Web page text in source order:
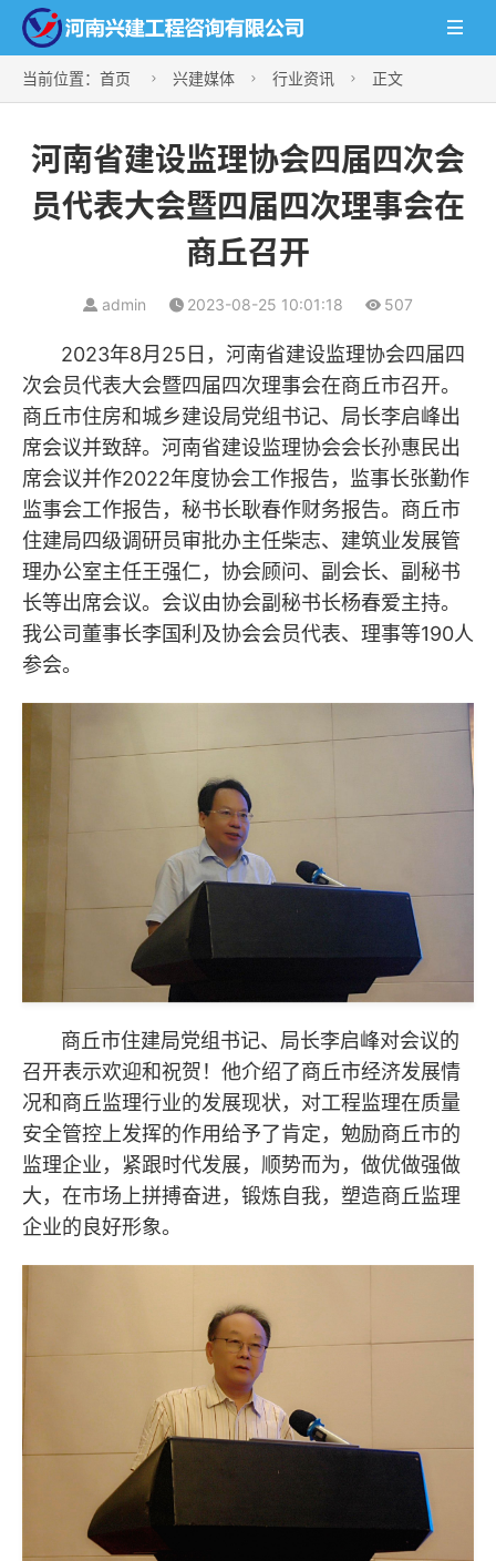

当前位置： 首页  兴建媒体  行业资讯  正文
河南省建设监理协会四届四次会
员代表大会暨四届四次理事会在
商丘召开
admin 2023-08-25 10:01:18 507
2023年8月25日，河南省建设监理协会四届四
次会员代表大会暨四届四次理事会在商丘市召开。
商丘市住房和城乡建设局党组书记、局长李启峰出
席会议并致辞。河南省建设监理协会会长孙惠民出
席会议并作2022年度协会工作报告，监事长张勤作
监事会工作报告，秘书长耿春作财务报告。商丘市
住建局四级调研员审批办主任柴志、建筑业发展管
理办公室主任王强仁，协会顾问、副会长、副秘书
长等出席会议。会议由协会副秘书长杨春爱主持。
我公司董事长李国利及协会会员代表、理事等190人
参会。
商丘市住建局党组书记、局长李启峰对会议的
召开表示欢迎和祝贺！他介绍了商丘市经济发展情
况和商丘监理行业的发展现状，对工程监理在质量
安全管控上发挥的作用给予了肯定，勉励商丘市的
监理企业，紧跟时代发展，顺势而为，做优做强做
大，在市场上拼搏奋进，锻炼自我，塑造商丘监理
企业的良好形象。